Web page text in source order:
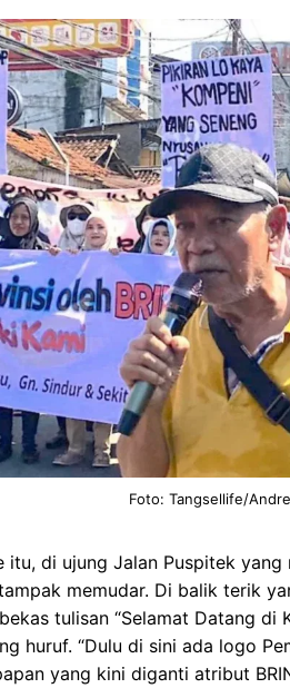
Foto: Tangsellife/
itu, di ujung Jalan Puspitek
memudar. Di balik terik
tulisan “Selamat Datang di
huruf. “Dulu di sini ada logo
yang kini diganti atribut
NEWS TNG– Pernah gak
kamu mulai ngerjain
buat iseng-iseng, eh
jadi peluang bisnis yang
menguntungkan? ...
Dari Iseng Jadi Cuan:
TUM_ATUL yang
Hampers Jadi Bisnis